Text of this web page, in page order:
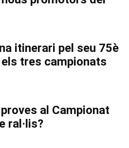
itinerari pel seu 75è
tres campionats
al Campionat
ral·lis?